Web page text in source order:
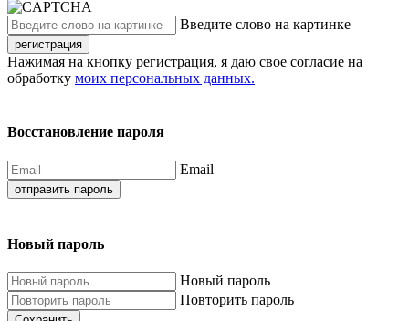
Введите слово на картинке
регистрация
Нажимая на кнопку регистрация, я даю свое согласие на
обработку моих персональных данных.
Восстановление пароля
Email
отправить пароль
Новый пароль
Новый пароль
Повторить пароль